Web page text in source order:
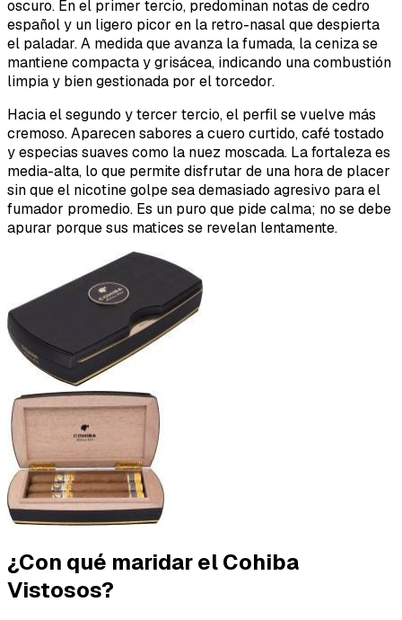
oscuro. En el primer tercio, predominan notas de cedro
español y un ligero picor en la retro-nasal que despierta
el paladar. A medida que avanza la fumada, la ceniza se
mantiene compacta y grisácea, indicando una combustión
limpia y bien gestionada por el torcedor.
Hacia el segundo y tercer tercio, el perfil se vuelve más
cremoso. Aparecen sabores a cuero curtido, café tostado
y especias suaves como la nuez moscada. La fortaleza es
media-alta, lo que permite disfrutar de una hora de placer
sin que el nicotine golpe sea demasiado agresivo para el
fumador promedio. Es un puro que pide calma; no se debe
apurar porque sus matices se revelan lentamente.
¿Con qué maridar el Cohiba
Vistosos?